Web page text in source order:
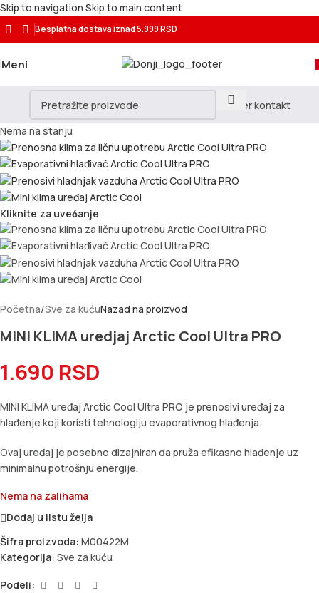
Skip to navigation Skip to main content
Besplatna dostava iznad 5.999 RSD
Meni
Nema na stanju
Kliknite za uvećanje
Početna/Sve za kućuNazad na proizvod
MINI KLIMA uredjaj Arctic Cool Ultra PRO
1.690 RSD
MINI KLIMA uređaj Arctic Cool Ultra PRO je prenosivi uređaj za
hlađenje koji koristi tehnologiju evaporativnog hlađenja.
Ovaj uređaj je posebno dizajniran da pruža efikasno hlađenje uz
minimalnu potrošnju energije.
Nema na zalihama
Dodaj u listu želja
Šifra proizvoda: M00422M
Kategorija: Sve za kuću
Podeli: